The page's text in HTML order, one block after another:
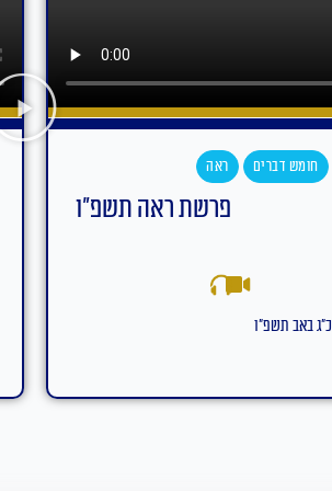
חומש דברים עקב
פרשת עקב תשפ"ו
ט״ז באב תשפ״ו